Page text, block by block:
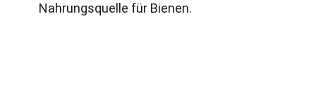
Nahrungsquelle für Bienen.